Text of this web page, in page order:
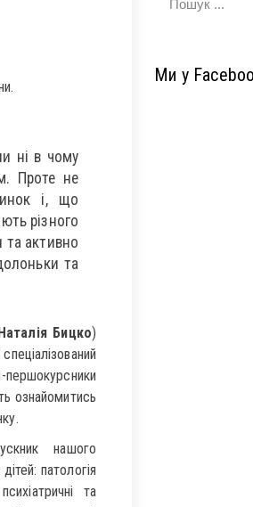
ні в чому
Проте не
і, що
різного
та активно
та
Бицко)
ознайомитись
нашого
патологія
та
Ми у